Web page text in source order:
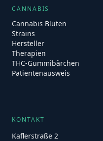
CANNABIS
Cannabis Blüten
Strains
Hersteller
Therapien
THC-Gummibärchen
Patientenausweis
KONTAKT
Kaflerstraße 2